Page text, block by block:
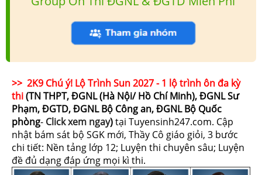
>> 2K9 Chú ý! Lộ Trình Sun 2027 - 1 lộ trình ôn đa kỳ
thi(TN THPT, ĐGNL (Hà Nội/ Hồ Chí Minh), ĐGNL Sư
Phạm, ĐGTD, ĐGNL Bộ Công an, ĐGNL Bộ Quốc
phòng- Click xem ngay)tại Tuyensinh247.com. Cập
nhật bám sát bộ SGK mới, Thầy Cô giáo giỏi, 3 bước
chi tiết: Nền tảng lớp 12; Luyện thi chuyên sâu; Luyện
đề đủ dạng đáp ứng mọi kì thi.